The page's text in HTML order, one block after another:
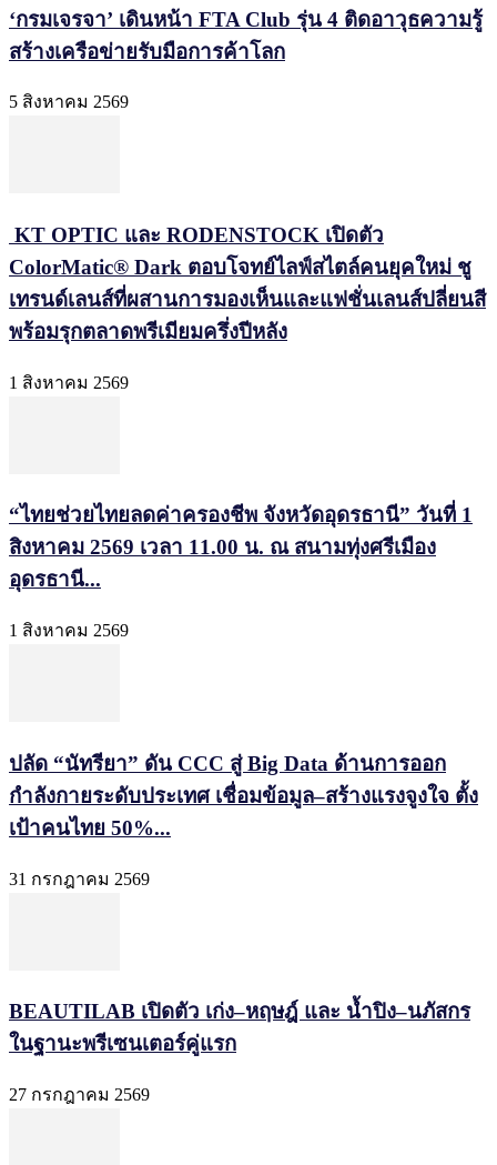
‘กรมเจรจา’ เดินหน้า FTA Club รุ่น 4 ติดอาวุธความรู้
สร้างเครือข่ายรับมือการค้าโลก
5 สิงหาคม 2569
KT OPTIC และ RODENSTOCK เปิดตัว
ColorMatic® Dark ตอบโจทย์ไลฟ์สไตล์คนยุคใหม่ ชู
เทรนด์เลนส์ที่ผสานการมองเห็นและแฟชั่นเลนส์ปลี่ยนสี
พร้อมรุกตลาดพรีเมียมครึ่งปีหลัง
1 สิงหาคม 2569
“ไทยช่วยไทยลดค่าครองชีพ จังหวัดอุดรธานี” วันที่ 1
สิงหาคม 2569 เวลา 11.00 น. ณ สนามทุ่งศรีเมือง
อุดรธานี...
1 สิงหาคม 2569
ปลัด “นัทรียา” ดัน CCC สู่ Big Data ด้านการออก
กำลังกายระดับประเทศ เชื่อมข้อมูล–สร้างแรงจูงใจ ตั้ง
เป้าคนไทย 50%...
31 กรกฎาคม 2569
BEAUTILAB เปิดตัว เก่ง–หฤษฎ์ และ น้ำปิง–นภัสกร
ในฐานะพรีเซนเตอร์คู่แรก
27 กรกฎาคม 2569